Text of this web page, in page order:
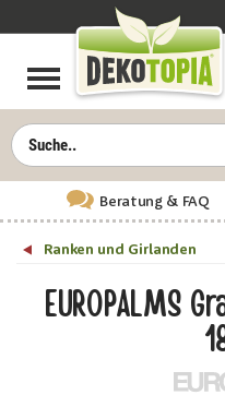
Beratung& FAQ
Ranken und Girlanden
EUROPALMS